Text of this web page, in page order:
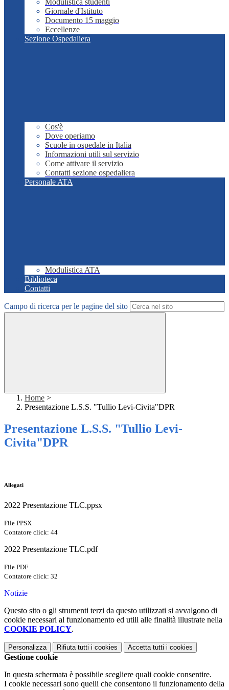
Modulistica studenti
Giornale d'Istituto
Documento 15 maggio
Eccellenze
Sezione Ospedaliera
Cos'è
Dove operiamo
Scuole in ospedale in Italia
Informazioni utili sul servizio
Come attivare il servizio
Contatti sezione ospedaliera
Personale ATA
Modulistica ATA
Biblioteca
Contatti
Campo di ricerca per le pagine del sito
Home >
Presentazione L.S.S. "Tullio Levi-Civita"DPR
Presentazione L.S.S. "Tullio Levi-
Civita"DPR
Allegati
2022 Presentazione TLC.ppsx
File PPSX
Contatore click: 44
2022 Presentazione TLC.pdf
File PDF
Contatore click: 32
Notizie
Questo sito o gli strumenti terzi da questo utilizzati si avvalgono di
cookie necessari al funzionamento ed utili alle finalità illustrate nella
COOKIE POLICY.
Personalizza Rifiuta tutti i cookies Accetta tutti i cookies
Gestione cookie
In questa schermata è possibile scegliere quali cookie consentire.
I cookie necessari sono quelli che consentono il funzionamento della